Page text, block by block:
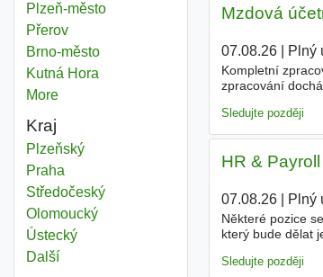
Správa mezd
Plzeň-městoOkres
Správa mezd
PřerovOkres
Správa mezd
Brno-městoOkres
Správa mezd
Kutná Hora
Moredistricts
Kraj
Správa mezd
PlzeňskýKraj
Správa mezd
Praha
Správa mezd
StředočeskýKraj
Správa mezd
OlomouckýKraj
Správa mezd
ÚsteckýKraj
Dalšíkraj
Mzdová
07.08.26| Plný
Kompletní
zpracování
Sledujte později
HR &
07.08.26| Plný
Některé pozice
který bude dělat
Sledujte později